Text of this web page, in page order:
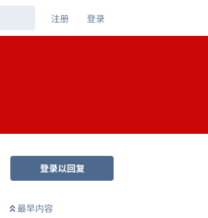
注册 登录
登录以回复
最早内容